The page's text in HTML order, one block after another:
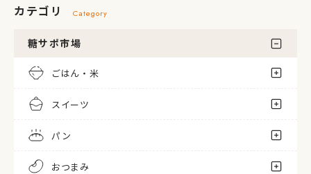
カテゴリ Category
糖サポ市場
ごはん・米
スイーツ
パン
おつまみ